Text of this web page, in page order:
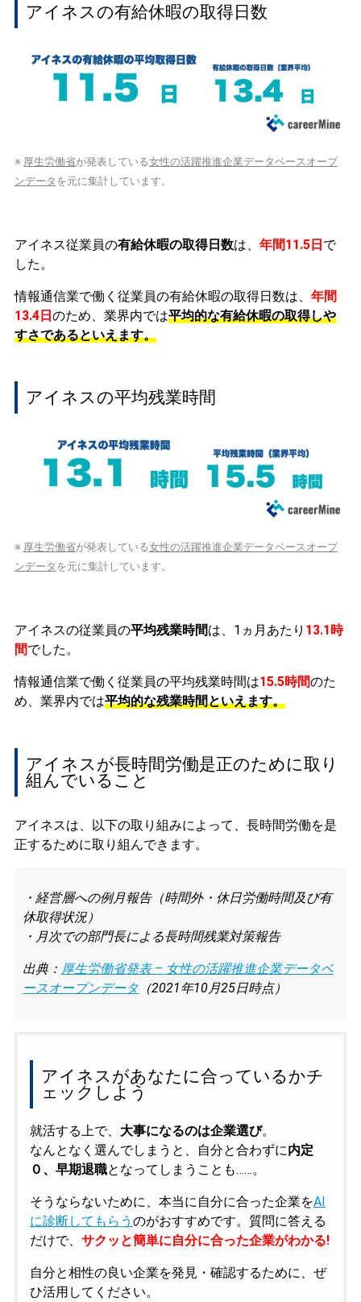
アイネスの有給休暇の取得日数
※ 厚生労働省が発表している女性の活躍推進企業データベースオープ
ンデータ を元に集計しています。
アイネス従業員の有給休暇の取得日数は、 年間11.5日で
した。
情報通信業で働く従業員の有給休暇の取得日数は、 年間
13.4日のため、業界内では平均的な有給休暇の取得しや
すさであるといえます。
アイネスの平均残業時間
※ 厚生労働省が発表している女性の活躍推進企業データベースオープ
ンデータ を元に集計しています。
アイネスの従業員の平均残業時間は、1ヵ月あたり 13.1時
間でした。
情報通信業で働く従業員の平均残業時間は15.5時間のた
め、業界内では平均的な残業時間といえます。
アイネスが長時間労働是正のために取り
組んでいること
アイネスは、以下の取り組みによって、長時間労働を是
正するために取り組んできます。
・経営層への例月報告（時間外・休日労働時間及び有
休取得状況）
・月次での部門長による長時間残業対策報告
出典： 厚生労働省発表 – 女性の活躍推進企業データベ
ースオープンデータ（2021年10月25日時点）
アイネスがあなたに合っているかチ
ェックしよう
就活する上で、 大事になるのは企業選び。
なんとなく選んでしまうと、自分と合わずに内定
０、早期退職となってしまうことも……。
そうならないために、本当に自分に合った企業をAI
に診断してもらう のがおすすめです。質問に答える
だけで、 サクッと簡単に自分に合った企業がわかる!
自分と相性の良い企業を発見・確認するために、ぜ
ひ活用してください。